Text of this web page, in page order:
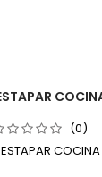
(0)
COCINA